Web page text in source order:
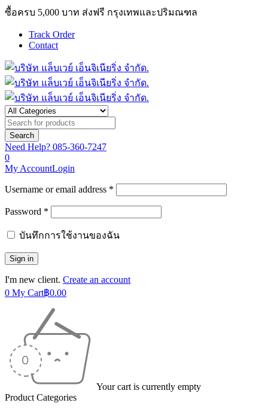
ซื้อครบ 5,000 บาท ส่งฟรี กรุงเทพและปริมณฑล
Track Order
Contact
Need Help? 085-360-7247
0
My AccountLogin
Username or email address *
Password *
บันทึกการใช้งานของฉัน
I'm new client. Create an account
0 My Cart฿0.00
Your cart is currently empty
Product Categories